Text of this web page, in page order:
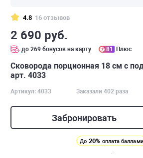
4.8 16 отзывов
2 690 руб.
до 269 бонусов на карту 81 Плюс
Сковорода порционная 18 см с
арт. 4033
Артикул: 4033 Заказали 402 раза
Забронировать
До 20% оплата баллами